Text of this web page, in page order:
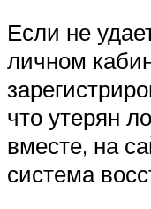
Если не
личном
что утерян
вместе, на
система